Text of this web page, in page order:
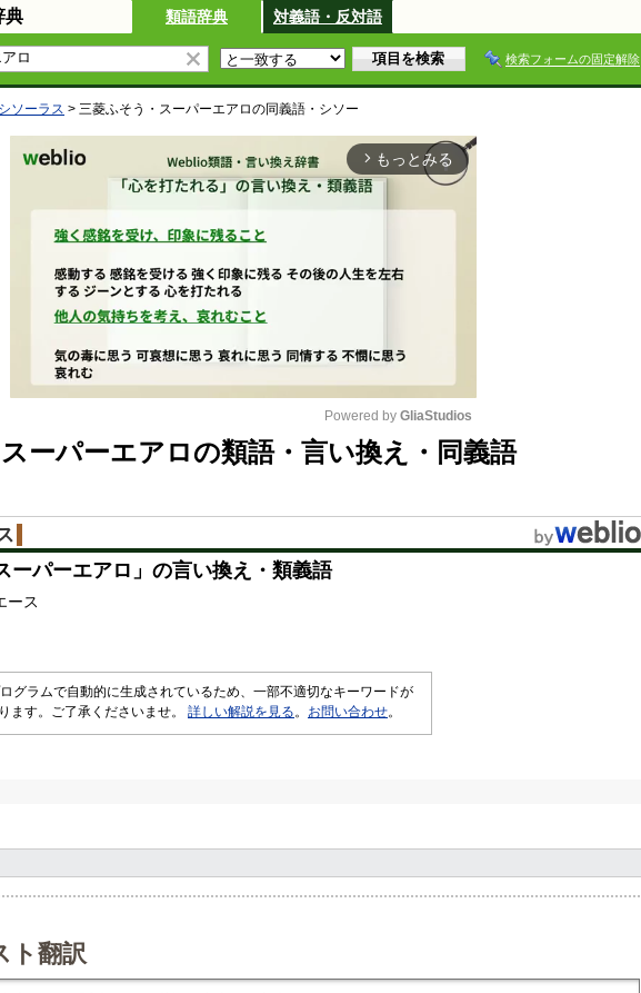
典 類語辞典 対義語・反対語
検索フォームの固定解除
シソーラス > 三菱ふそう・スーパーエアロの同義語・シソー
arrow_forward_ios もっとみる
Powered by GliaStudios
ーパーエアロの類語・言い換え・同義語
ーパーエアロ 」の言い換え・類義語
ース
グラムで自動的に生成されているため、一部不適切なキーワードが
ます。ご了承くださいませ。 詳しい解説を見る 。 お問い合わせ。
ト翻訳